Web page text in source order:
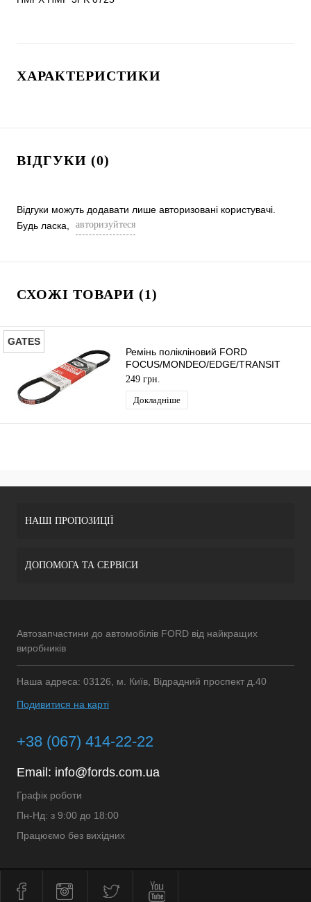
ХАРАКТЕРИСТИКИ
ВІДГУКИ (0)
Відгуки можуть додавати лише авторизовані користувачі.
Будь ласка,
авторизуйтеся
СХОЖІ ТОВАРИ (1)
GATES
Ремінь полікліновий FORD
FOCUS/MONDEO/EDGE/TRANSIT
2014- (3PK714) GATES
249 грн.
Докладніше
НАШІ ПРОПОЗИЦІЇ
ДОПОМОГА ТА СЕРВІСИ
Автозапчастини до автомобілів FORD від найкращих
виробників
Наша адреса: 03126, м. Київ, Відрадний проспект д.40
Подивитися на карті
+38 (067) 414-22-22
Email: info@fords.com.ua
Графік роботи
Пн-Нд: з 9:00 до 18:00
Працюємо без вихідних